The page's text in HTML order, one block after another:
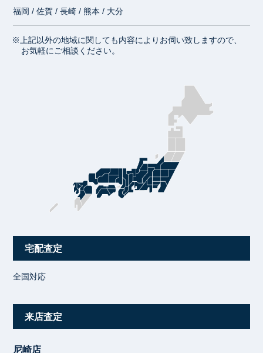
福岡 / 佐賀 / 長崎 / 熊本 / 大分
※上記以外の地域に関しても内容によりお伺い致しますので、
お気軽にご相談ください。
宅配査定
全国対応
来店査定
尼崎店